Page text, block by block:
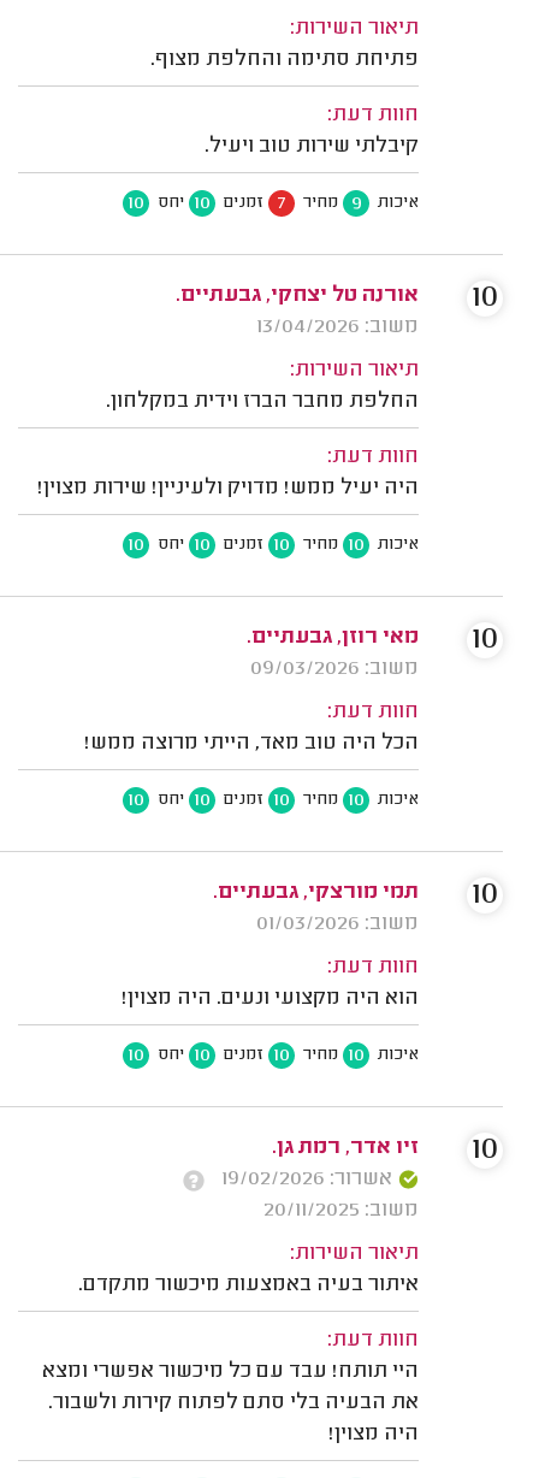
תיאור השירות:
פתיחת סתימה והחלפת מצוף.
חוות דעת:
קיבלתי שירות טוב ויעיל.
איכות 9 מחיר 7 זמנים 10 יחס 10
אורנה טל יצחקי, גבעתיים.
משוב: 13/04/2026
תיאור השירות:
החלפת מחבר הברז וידית במקלחון.
חוות דעת:
היה יעיל ממש! מדויק ולעיניין! שירות מצוין!
איכות 10 מחיר 10 זמנים 10 יחס 10
10
מאי רוזן, גבעתיים.
משוב: 09/03/2026
חוות דעת:
הכל היה טוב מאד, הייתי מרוצה ממש!
איכות 10 מחיר 10 זמנים 10 יחס 10
10
תמי מורצקי, גבעתיים.
משוב: 01/03/2026
חוות דעת:
הוא היה מקצועי ונעים. היה מצוין!
איכות 10 מחיר 10 זמנים 10 יחס 10
10
זיו אדר, רמת גן.
אשרור: 19/02/2026
משוב: 20/11/2025
תיאור השירות:
איתור בעיה באמצעות מיכשור מתקדם.
חוות דעת:
היי תותח! עבד עם כל מיכשור אפשרי ומצא
את הבעיה בלי סתם לפתוח קירות ולשבור.
היה מצוין!
10